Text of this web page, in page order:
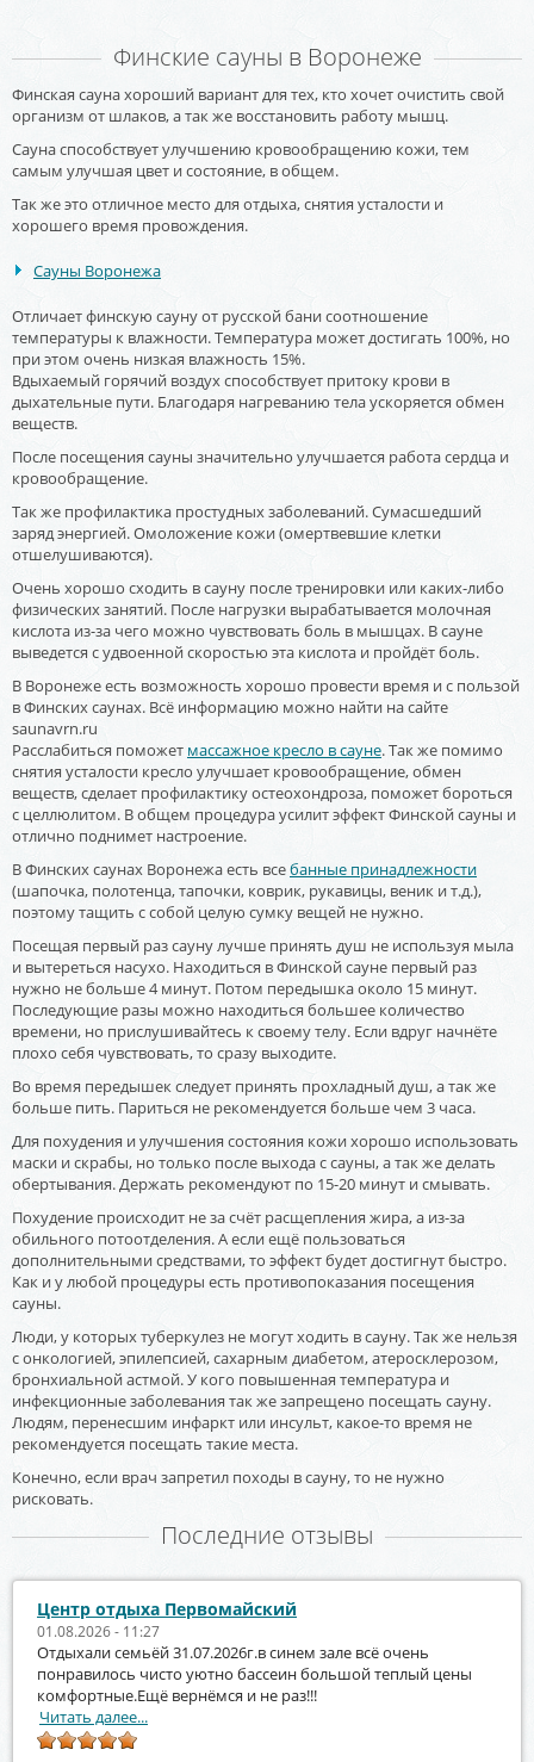
Финские сауны в Воронеже
Финская сауна хороший вариант для тех, кто хочет очистить свой
организм от шлаков, а так же восстановить работу мышц.
Сауна способствует улучшению кровообращению кожи, тем
самым улучшая цвет и состояние, в общем.
Так же это отличное место для отдыха, снятия усталости и
хорошего время провождения.
Сауны Воронежа
Отличает финскую сауну от русской бани соотношение
температуры к влажности. Температура может достигать 100%, но
при этом очень низкая влажность 15%.
Вдыхаемый горячий воздух способствует притоку крови в
дыхательные пути. Благодаря нагреванию тела ускоряется обмен
веществ.
После посещения сауны значительно улучшается работа сердца и
кровообращение.
Так же профилактика простудных заболеваний. Сумасшедший
заряд энергией. Омоложение кожи (омертвевшие клетки
отшелушиваются).
Очень хорошо сходить в сауну после тренировки или каких-либо
физических занятий. После нагрузки вырабатывается молочная
кислота из-за чего можно чувствовать боль в мышцах. В сауне
выведется с удвоенной скоростью эта кислота и пройдёт боль.
В Воронеже есть возможность хорошо провести время и с пользой
в Финских саунах. Всё информацию можно найти на сайте
saunavrn.ru
Расслабиться поможет массажное кресло в сауне. Так же помимо
снятия усталости кресло улучшает кровообращение, обмен
веществ, сделает профилактику остеохондроза, поможет бороться
с целлюлитом. В общем процедура усилит эффект Финской сауны и
отлично поднимет настроение.
В Финских саунах Воронежа есть всебанные принадлежности
(шапочка, полотенца, тапочки, коврик, рукавицы, веник и т.д.),
поэтому тащить с собой целую сумку вещей не нужно.
Посещая первый раз сауну лучше принять душ не используя мыла
и вытереться насухо. Находиться в Финской сауне первый раз
нужно не больше 4 минут. Потом передышка около 15 минут.
Последующие разы можно находиться большее количество
времени, но прислушивайтесь к своему телу. Если вдруг начнёте
плохо себя чувствовать, то сразу выходите.
Во время передышек следует принять прохладный душ, а так же
больше пить. Париться не рекомендуется больше чем 3 часа.
Для похудения и улучшения состояния кожи хорошо использовать
маски и скрабы, но только после выхода с сауны, а так же делать
обертывания. Держать рекомендуют по 15-20 минут и смывать.
Похудение происходит не за счёт расщепления жира, а из-за
обильного потоотделения. А если ещё пользоваться
дополнительными средствами, то эффект будет достигнут быстро.
Как и у любой процедуры есть противопоказания посещения
сауны.
Люди, у которых туберкулез не могут ходить в сауну. Так же нельзя
с онкологией, эпилепсией, сахарным диабетом, атеросклерозом,
бронхиальной астмой. У кого повышенная температура и
инфекционные заболевания так же запрещено посещать сауну.
Людям, перенесшим инфаркт или инсульт, какое-то время не
рекомендуется посещать такие места.
Конечно, если врач запретил походы в сауну, то не нужно
рисковать.
Последние отзывы
Центр отдыха Первомайский
01.08.2026 - 11:27
Отдыхали семьёй 31.07.2026г.в синем зале всё очень
понравилось чисто уютно бассеин большой теплый цены
комфортные.Ещё вернёмся и не раз!!!
Читать далее...